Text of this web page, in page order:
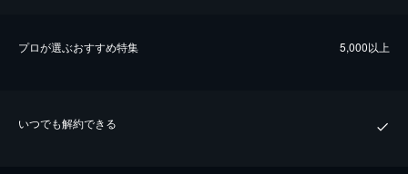
プロが選ぶおすすめ特集 5,000以上
いつでも解約できる